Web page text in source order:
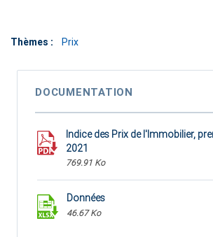
Thèmes : Prix
DOCUMENTATION
Indice des Prix de l'Immobilier,
2021
769.91 Ko
Données
46.67 Ko